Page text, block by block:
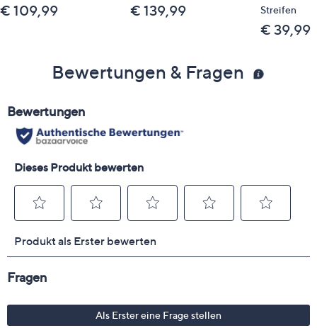
€ 109,99 € 139,99
Streifen
€ 39,99
Bewertungen & Fragen